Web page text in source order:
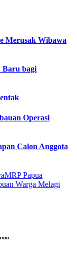
Merusak Wibawa
Baru bagi
Operasi
Calon Anggota
MRP Papua
Warga Melagi